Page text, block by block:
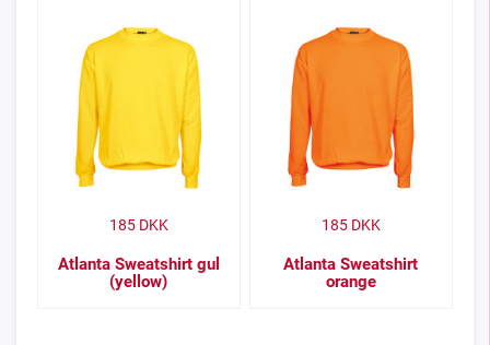
Atlanta Sweatshirt gul
(yellow)
185DKK
Atlanta Sweatshirt
orange
185DKK